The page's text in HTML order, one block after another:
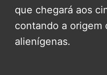
que chegará aos
contando a origem
alienígenas.